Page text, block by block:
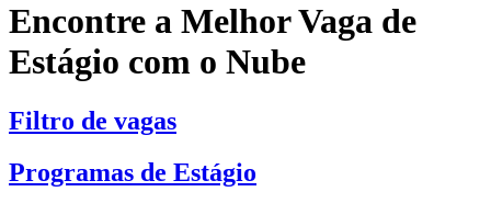
Encontre a Melhor Vaga de
Estágio com o Nube
Filtro de vagas
Programas de Estágio